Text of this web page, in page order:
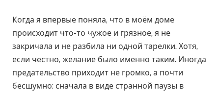
Когда я впервые поняла, что в моём доме
происходит что-то чужое и грязное, я не
закричала и не разбила ни одной тарелки. Хотя,
если честно, желание было именно таким. Иногда
предательство приходит не громко, а почти
бесшумно: сначала в виде странной паузы в